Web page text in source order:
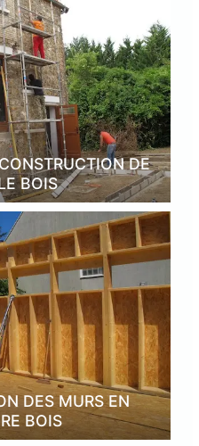
DE
BOIS
DES MURS EN
BOIS